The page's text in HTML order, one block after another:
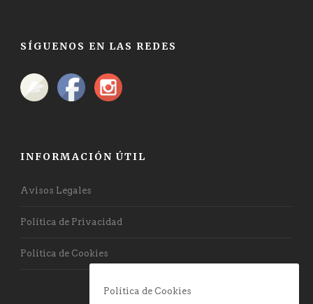
SÍGUENOS EN LAS REDES
INFORMACIÓN ÚTIL
Avisos Legales
Política de Privacidad
Política de Cookies
Política de Cookies